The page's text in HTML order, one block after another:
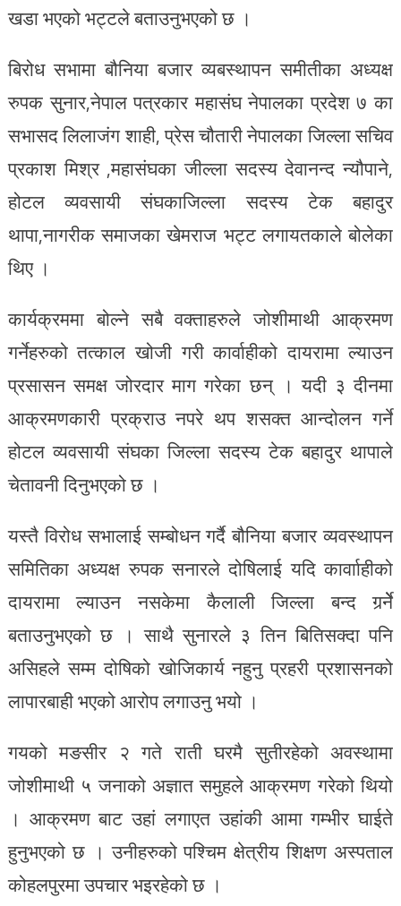
खडा भएको भट्टले बताउनुभएको छ ।
बिरोध सभामा बौनिया बजार व्यबस्थापन समीतीका अध्यक्ष
रुपक सुनार,नेपाल पत्रकार महासंघ नेपालका प्रदेश ७ का
सभासद लिलाजंग शाही, प्रेस चौतारी नेपालका जिल्ला सचिव
प्रकाश मिश्र ,महासंघका जील्ला सदस्य देवानन्द न्यौपाने,
होटल व्यवसायी संघकाजिल्ला सदस्य टेक बहादुर
थापा,नागरीक समाजका खेमराज भट्ट लगायतकाले बोलेका
थिए ।
कार्यक्रममा बोल्ने सबै वक्ताहरुले जोशीमाथी आक्रमण
गर्नेहरुको तत्काल खोजी गरी कार्वाहीको दायरामा ल्याउन
प्रसासन समक्ष जोरदार माग गरेका छन् । यदी ३ दीनमा
आक्रमणकारी प्रक्राउ नपरे थप शसक्त आन्दोलन गर्ने
होटल व्यवसायी संघका जिल्ला सदस्य टेक बहादुर थापाले
चेतावनी दिनुभएको छ ।
यस्तै विरोध सभालाई सम्बोधन गर्दै बौनिया बजार व्यवस्थापन
समितिका अध्यक्ष रुपक सनारले दोषिलाई यदि कार्वााहीको
दायरामा ल्याउन नसकेमा कैलाली जिल्ला बन्द गर्र्नेे
बताउनुभएको छ । साथै सुनारले ३ तिन बितिसक्दा पनि
असिहले सम्म दोषिको खोजिकार्य नहुनु प्रहरी प्रशासनको
लापारबाही भएको आरोप लगाउनु भयो ।
गयको मङसीर २ गते राती घरमै सुतीरहेको अवस्थामा
जोशीमाथी ५ जनाको अज्ञात समुहले आक्रमण गरेको थियो
। आक्रमण बाट उहां लगाएत उहांकी आमा गम्भीर घाईते
हुनुभएको छ । उनीहरुको पश्चिम क्षेत्रीय शिक्षण अस्पताल
कोहलपुरमा उपचार भइरहेको छ ।